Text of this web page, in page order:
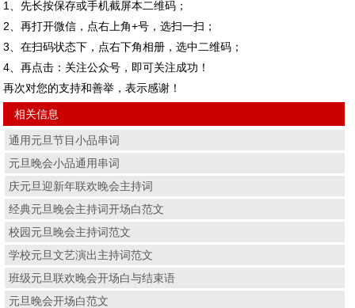
1、先长按保存或手机截屏本二维码；
2、再打开微信，点右上角+号，选扫一扫；
3、在扫码状态下，点右下角相册，选中二维码；
4、再点击：关注公众号，即可关注成功！
再次对您的支持和善举，表示感谢！
相关信息
通用元旦节目小品串词
元旦晚会小品通用串词
庆元旦迎新年联欢晚会主持词
经典元旦晚会主持词开场白范文
校园元旦晚会主持词范文
学校元旦文艺演出主持词范文
班级元旦联欢晚会开场白与结束语
元旦晚会开场白范文